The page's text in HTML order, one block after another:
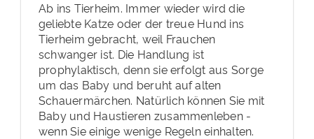
Ab ins Tierheim. Immer wieder wird die
geliebte Katze oder der treue Hund ins
Tierheim gebracht, weil Frauchen
schwanger ist. Die Handlung ist
prophylaktisch, denn sie erfolgt aus Sorge
um das Baby und beruht auf alten
Schauermärchen. Natürlich können Sie mit
Baby und Haustieren zusammenleben -
wenn Sie einige wenige Regeln einhalten.